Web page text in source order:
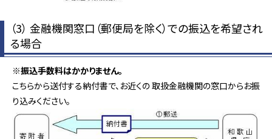
（3） 金融機関窓口（郵便局を除く）での振込を希望され
る場合
※振込手数料はかかりません。
こちらから送付する納付書で、お近くの 取扱金融機関の窓口からお振
り込みください。